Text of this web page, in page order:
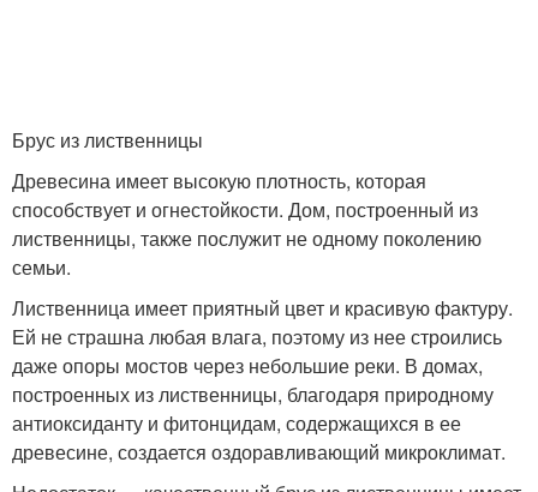
Брус из лиственницы
Древесина имеет высокую плотность, которая
способствует и огнестойкости. Дом, построенный из
лиственницы, также послужит не одному поколению
семьи.
Лиственница имеет приятный цвет и красивую фактуру.
Ей не страшна любая влага, поэтому из нее строились
даже опоры мостов через небольшие реки. В домах,
построенных из лиственницы, благодаря природному
антиоксиданту и фитонцидам, содержащихся в ее
древесине, создается оздоравливающий микроклимат.